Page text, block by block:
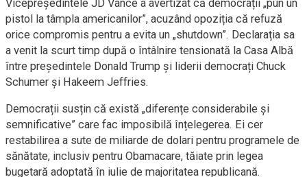
Vicepreședintele JD Vance a avertizat că democrații „pun un
pistol la tâmpla americanilor”, acuzând opoziția că refuză
orice compromis pentru a evita un „shutdown”. Declarația sa
a venit la scurt timp după o întâlnire tensionată la Casa Albă
între președintele Donald Trump și liderii democrați Chuck
Schumer și Hakeem Jeffries.
Democrații susțin că există „diferențe considerabile și
semnificative” care fac imposibilă înțelegerea. Ei cer
restabilirea a sute de miliarde de dolari pentru programele de
sănătate, inclusiv pentru Obamacare, tăiate prin legea
bugetară adoptată în iulie de majoritatea republicană.